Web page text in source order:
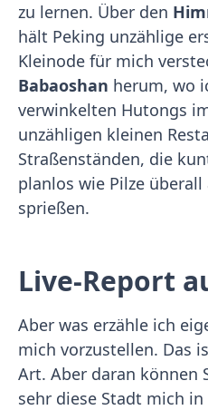
zu lernen. Über den
hält Peking unzählige
Kleinode für mich
Babaoshan herum, wo
verwinkelten Hutongs
unzähligen kleinen
Straßenständen, die
planlos wie Pilze
sprießen.
Live-Report
Aber was erzähle ich
mich vorzustellen. Das
Art. Aber daran können
sehr diese Stadt mich